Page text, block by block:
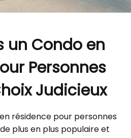
un Condo en
Personnes
Judicieux
résidence pour personnes
plus en plus populaire et